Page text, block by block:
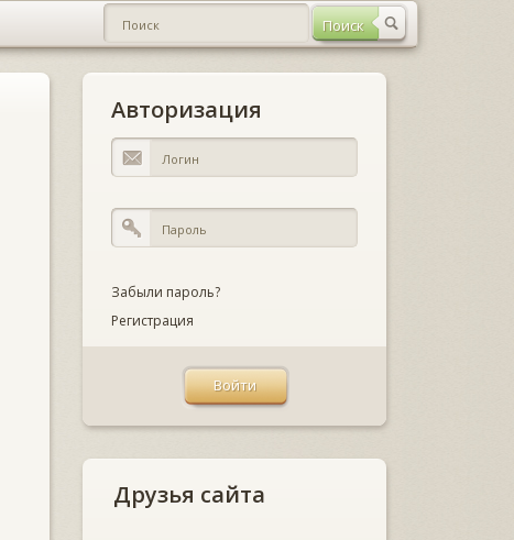
Авторизация
Забыли пароль?
Регистрация
Друзья сайта